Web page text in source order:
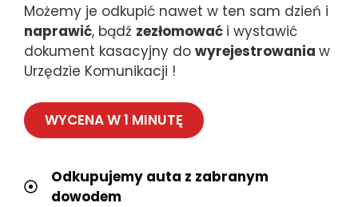
Możemy je odkupić nawet w ten sam dzień i
naprawić, bądź zezłomować i wystawić
dokument kasacyjny do wyrejestrowania w
Urzędzie Komunikacji !
WYCENA W 1 MINUTĘ
Odkupujemy auta z zabranym
dowodem